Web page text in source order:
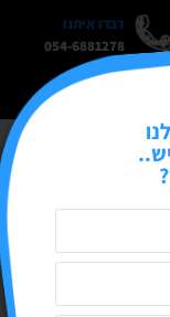
דברו איתנו
054-6881278